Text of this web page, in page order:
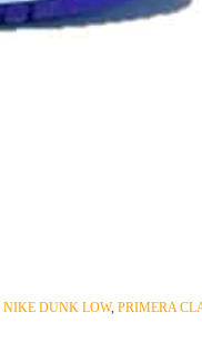
NIKE DUNK LOW, PRIMERA